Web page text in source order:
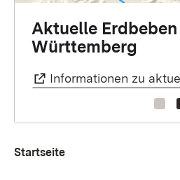
Aktuelle
Württemberg
Informationen zu
Pfadnavigation
Startseite